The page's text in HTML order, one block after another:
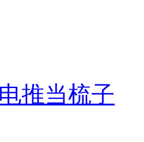
推当梳子